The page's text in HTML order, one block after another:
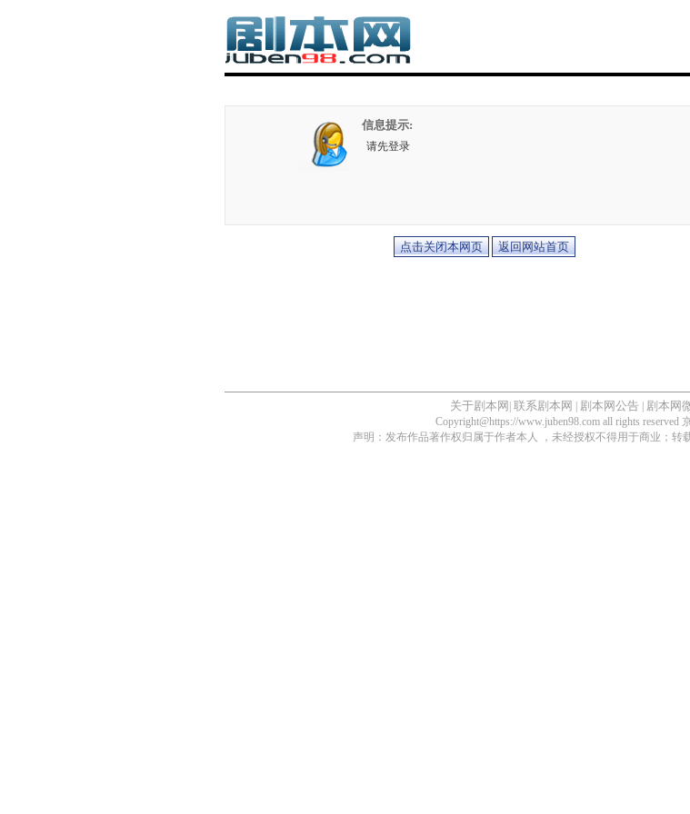
信息提示:
请先登录
关于剧本网 联系剧本网 剧本网公告 剧本网
Copyright@https://www.juben98.com all rights reserved
声明：发布作品著作权归属于作者本人 ，未经授权不得用于商业；转